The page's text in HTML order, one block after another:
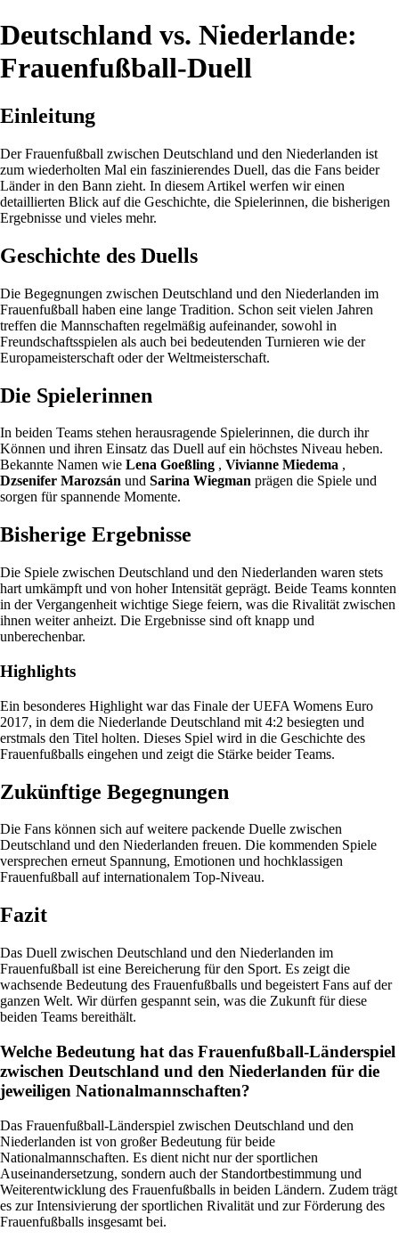
Deutschland vs. Niederlande:
Frauenfußball-Duell
Einleitung
Der Frauenfußball zwischen Deutschland und den Niederlanden ist
zum wiederholten Mal ein faszinierendes Duell, das die Fans beider
Länder in den Bann zieht. In diesem Artikel werfen wir einen
detaillierten Blick auf die Geschichte, die Spielerinnen, die bisherigen
Ergebnisse und vieles mehr.
Geschichte des Duells
Die Begegnungen zwischen Deutschland und den Niederlanden im
Frauenfußball haben eine lange Tradition. Schon seit vielen Jahren
treffen die Mannschaften regelmäßig aufeinander, sowohl in
Freundschaftsspielen als auch bei bedeutenden Turnieren wie der
Europameisterschaft oder der Weltmeisterschaft.
Die Spielerinnen
In beiden Teams stehen herausragende Spielerinnen, die durch ihr
Können und ihren Einsatz das Duell auf ein höchstes Niveau heben.
Bekannte Namen wie Lena Goeßling , Vivianne Miedema ,
Dzsenifer Marozsán und Sarina Wiegman prägen die Spiele und
sorgen für spannende Momente.
Bisherige Ergebnisse
Die Spiele zwischen Deutschland und den Niederlanden waren stets
hart umkämpft und von hoher Intensität geprägt. Beide Teams konnten
in der Vergangenheit wichtige Siege feiern, was die Rivalität zwischen
ihnen weiter anheizt. Die Ergebnisse sind oft knapp und
unberechenbar.
Highlights
Ein besonderes Highlight war das Finale der UEFA Womens Euro
2017, in dem die Niederlande Deutschland mit 4:2 besiegten und
erstmals den Titel holten. Dieses Spiel wird in die Geschichte des
Frauenfußballs eingehen und zeigt die Stärke beider Teams.
Zukünftige Begegnungen
Die Fans können sich auf weitere packende Duelle zwischen
Deutschland und den Niederlanden freuen. Die kommenden Spiele
versprechen erneut Spannung, Emotionen und hochklassigen
Frauenfußball auf internationalem Top-Niveau.
Fazit
Das Duell zwischen Deutschland und den Niederlanden im
Frauenfußball ist eine Bereicherung für den Sport. Es zeigt die
wachsende Bedeutung des Frauenfußballs und begeistert Fans auf der
ganzen Welt. Wir dürfen gespannt sein, was die Zukunft für diese
beiden Teams bereithält.
Welche Bedeutung hat das Frauenfußball-Länderspiel
zwischen Deutschland und den Niederlanden für die
jeweiligen Nationalmannschaften?
Das Frauenfußball-Länderspiel zwischen Deutschland und den
Niederlanden ist von großer Bedeutung für beide
Nationalmannschaften. Es dient nicht nur der sportlichen
Auseinandersetzung, sondern auch der Standortbestimmung und
Weiterentwicklung des Frauenfußballs in beiden Ländern. Zudem trägt
es zur Intensivierung der sportlichen Rivalität und zur Förderung des
Frauenfußballs insgesamt bei.